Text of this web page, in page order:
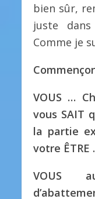
bien sûr,
juste
Comme je
VOUS …
vous SAIT
la partie
votre ÊTRE
VOUS